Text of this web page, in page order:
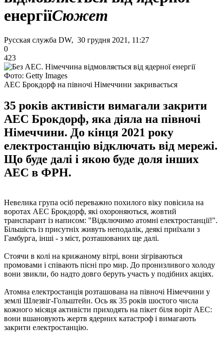
енергіїСюжет
Русская служба DW, 30 грудня 2021, 11:27
0
423
Фото: Getty Images
АЕС Брокдорф на півночі Німеччини закривається
35 років активісти вимагали закрити
АЕС Брокдорф, яка діяла на півночі
Німеччини. До кінця 2021 року
електростанцію відключать від мережі.
Що буде далі і якою буде доля інших
АЕС в ФРН.
Невелика група осіб переважно похилого віку повісила на
воротах АЕС Брокдорф, які охороняються, жовтий
транспарант із написом: "Відключимо атомні електростанції!".
Більшість із присутніх живуть неподалік, деякі приїхали з
Гамбурга, інші - з міст, розташованих ще далі.
Стоячи в колі на крижаному вітрі, вони зігріваються
промовами і співають пісні про мир. До пронизливого холоду
вони звикли, бо надто довго беруть участь у подібних акціях.
Атомна електростанція розташована на півночі Німеччини у
землі Шлезвіг-Гольштейн. Ось як 35 років шостого числа
кожного місяця активісти приходять на пікет біля воріт АЕС:
вони вшановують жертв ядерних катастроф і вимагають
закрити електростанцію.